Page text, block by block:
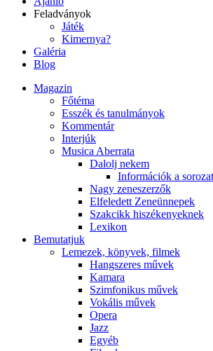
Feladványok
Játék
Kimernya?
Galéria
Blog
Magazin
Főtéma
Esszék és tanulmányok
Kommentár
Interjúk
Musica Aberrata
Dalolj nekem
Információk a
Nagy zeneszerzők
Elfeledett Zeneünnepek
Szakcikk hiszékenyeknek
Lexikon
Bemutatjuk
Lemezek, könyvek, filmek
Hangszeres művek
Kamara
Szimfonikus művek
Vokális művek
Opera
Jazz
Egyéb